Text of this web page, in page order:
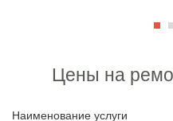
Цены на
Наименование услуги